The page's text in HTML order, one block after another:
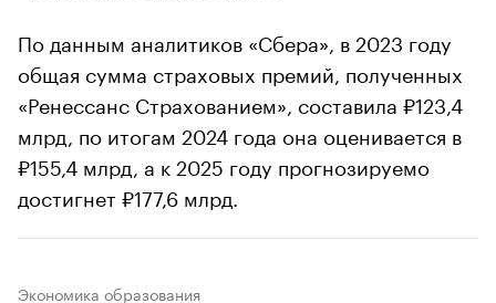
По данным аналитиков «Сбера», в 2023 году
общая сумма страховых премий, полученных
«Ренессанс Страхованием», составила ₽123,4
млрд, по итогам 2024 года она оценивается в
₽155,4 млрд, а к 2025 году прогнозируемо
достигнет ₽177,6 млрд.
Экономика образования